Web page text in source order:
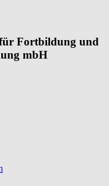
Fortbildung und
mbH